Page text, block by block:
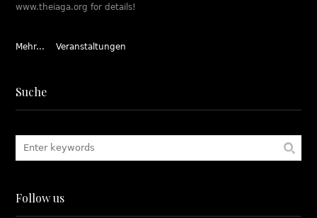
www.theiaga.org for details!
Mehr... Veranstaltungen
Suche
Follow us